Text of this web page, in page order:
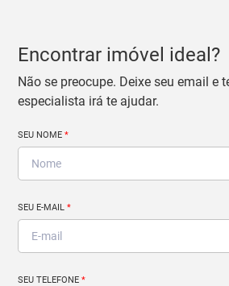
Encontrar imóvel ideal?
Não se preocupe. Deixe seu email e
especialista irá te ajudar.
SEU NOME*
SEU E-MAIL*
SEU TELEFONE*